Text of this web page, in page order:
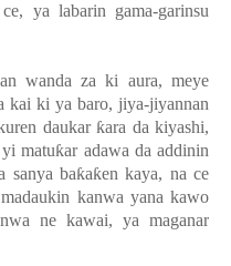
ya labarin gama-garinsu
wanda za ki aura, meye
kai ki ya baro, jiya-jiyannan
daukar ƙara da kiyashi,
matuƙar adawa da addinin
sanya baƙaƙen kaya, na ce
kanwa yana kawo
ne kawai, ya maganar